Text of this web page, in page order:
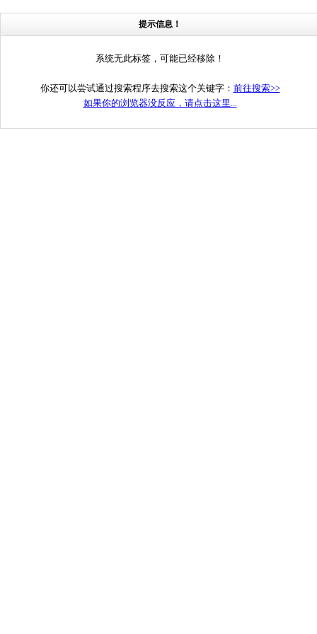
提示信息！
系统无此标签，可能已经移除！
你还可以尝试通过搜索程序去搜索这个关键字： 前往搜索>>
如果你的浏览器没反应，请点击这里...